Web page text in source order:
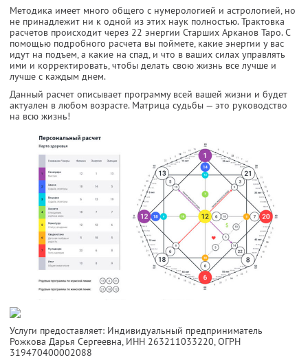
Методика имеет много общего с нумерологией и астрологией, но
не принадлежит ни к одной из этих наук полностью. Трактовка
расчетов происходит через 22 энергии Старших Арканов Таро. С
помощью подробного расчета вы поймете, какие энергии у вас
идут на подъем, а какие на спад, и что в ваших силах управлять
ими и корректировать, чтобы делать свою жизнь все лучше и
лучше с каждым днем.
Данный расчет описывает программу всей вашей жизни и будет
актуален в любом возрасте. Матрица судьбы — это руководство
на всю жизнь!
Услуги предоставляет: Индивидуальный предприниматель
Рожкова Дарья Сергеевна, ИНН 263211033220, ОГРН
319470400002088